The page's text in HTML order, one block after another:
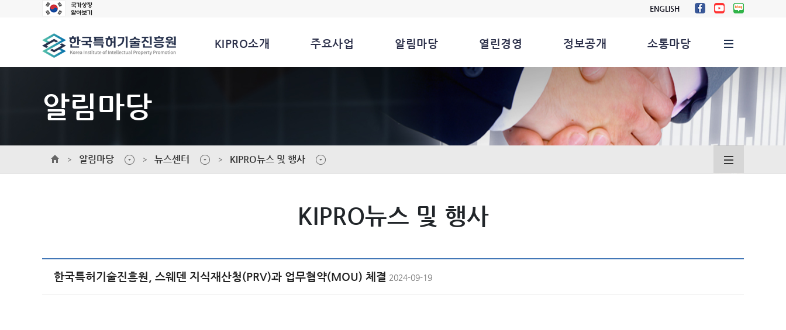
ENGLISH
KIPRO소개 주요사업 알림마당 열린경영 정보공개 소통마당
알림마당
알림마당 뉴스센터 KIPRO뉴스 및 행사
KIPRO뉴스 및 행사
한국특허기술진흥원, 스웨덴 지식재산청(PRV)과 업무협약(MOU) 체결 2024-09-19